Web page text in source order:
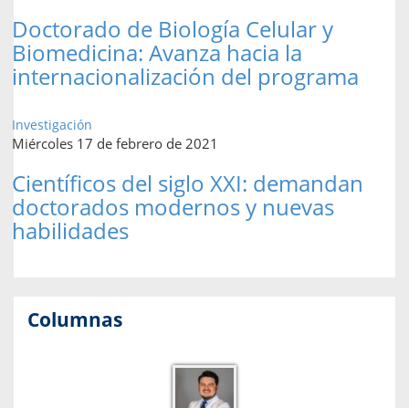
Doctorado de Biología Celular y
Biomedicina: Avanza hacia la
internacionalización del programa
Investigación
Miércoles 17 de febrero de 2021
Científicos del siglo XXI: demandan
doctorados modernos y nuevas
habilidades
Columnas